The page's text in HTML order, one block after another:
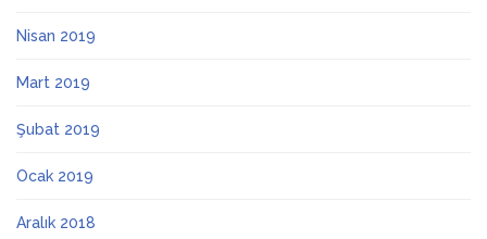
Nisan 2019
Mart 2019
Şubat 2019
Ocak 2019
Aralık 2018